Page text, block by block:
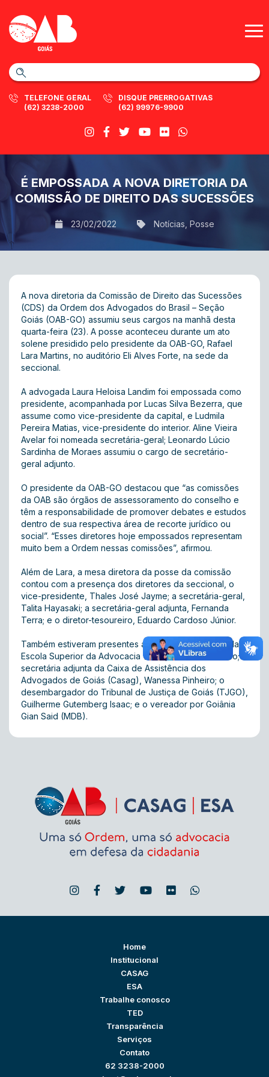
TELEFONE GERAL
(62) 3238-2000
DISQUE PRERROGATIVAS
(62) 99976-9900
É EMPOSSADA A NOVA DIRETORIA DA
COMISSÃO DE DIREITO DAS SUCESSÕES
23/02/2022 Notícias Posse
A nova diretoria da Comissão de Direito das Sucessões
(CDS) da Ordem dos Advogados do Brasil – Seção
Goiás (OAB-GO) assumiu seus cargos na manhã desta
quarta-feira (23). A posse aconteceu durante um ato
solene presidido pelo presidente da OAB-GO, Rafael
Lara Martins, no auditório Eli Alves Forte, na sede da
seccional.
A advogada Laura Heloisa Landim foi empossada como
presidente, acompanhada por Lucas Silva Bezerra, que
assume como vice-presidente da capital, e Ludmila
Pereira Matias, vice-presidente do interior. Aline Vieira
Avelar foi nomeada secretária-geral; Leonardo Lúcio
Sardinha de Moraes assumiu o cargo de secretário-
geral adjunto.
O presidente da OAB-GO destacou que “as comissões
da OAB são órgãos de assessoramento do conselho e
têm a responsabilidade de promover debates e estudos
dentro de sua respectiva área de recorte jurídico ou
social”. “Esses diretores hoje empossados representam
muito bem a Ordem nessas comissões”, afirmou.
Além de Lara, a mesa diretora da posse da comissão
contou com a presença dos diretores da seccional, o
vice-presidente, Thales José Jayme; a secretária-geral,
Talita Hayasaki; a secretária-geral adjunta, Fernanda
Terra; e o diretor-tesoureiro, Eduardo Cardoso Júnior.
Também estiveram presentes a diretora-presidente da
Escola Superior da Advocacia (ESA), Antônia Chaveiro; a
secretária adjunta da Caixa de Assistência dos
Advogados de Goiás (Casag), Wanessa Pinheiro; o
desembargador do Tribunal de Justiça de Goiás (TJGO),
Guilherme Gutemberg Isaac; e o vereador por Goiânia
Gian Said (MDB).
Home
Institucional
CASAG
ESA
Trabalhe conosco
TED
Transparência
Serviços
Contato
62 3238-2000